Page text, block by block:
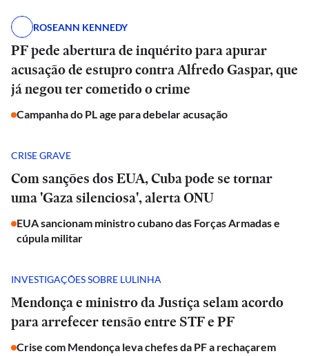
ROSEANN KENNEDY
PF pede abertura de inquérito para apurar
acusação de estupro contra Alfredo Gaspar, que
já negou ter cometido o crime
Campanha do PL age para debelar acusação
CRISE GRAVE
Com sanções dos EUA, Cuba pode se tornar
uma 'Gaza silenciosa', alerta ONU
EUA sancionam ministro cubano das Forças Armadas e
cúpula militar
INVESTIGAÇÕES SOBRE LULINHA
Mendonça e ministro da Justiça selam acordo
para arrefecer tensão entre STF e PF
Crise com Mendonça leva chefes da PF a rechaçarem